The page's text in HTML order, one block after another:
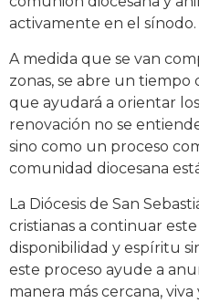
activamente en el sínodo.
A medida que se van
zonas, se abre un tiempo
que ayudará a orientar
renovación no se
sino como un proceso
comunidad diocesana
La Diócesis de San
cristianas a continuar
disponibilidad y espíritu
este proceso ayude a
manera más cercana,